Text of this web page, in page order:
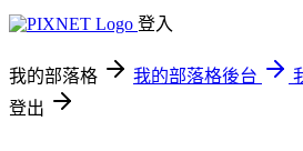
登入
我的部落格 我的部落格後台
登出